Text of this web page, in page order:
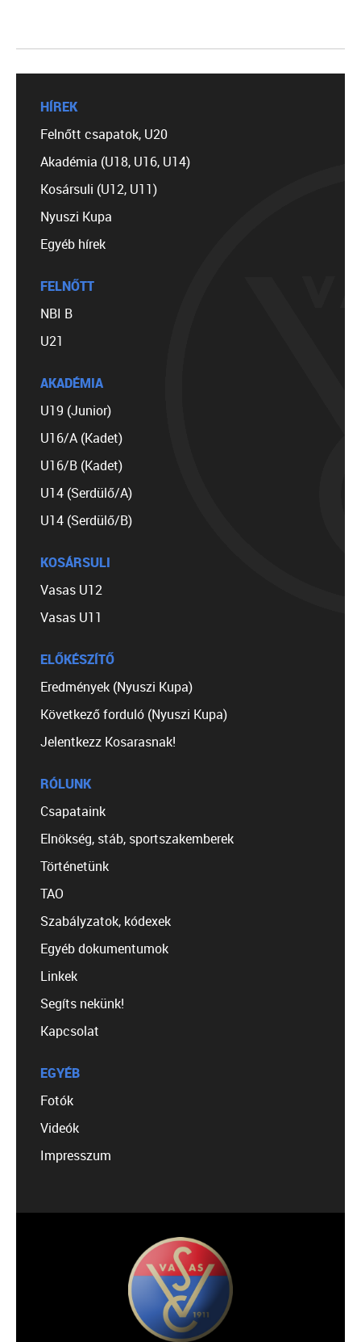
HÍREK
Felnőtt csapatok, U20
Akadémia (U18, U16, U14)
Kosársuli (U12, U11)
Nyuszi Kupa
Egyéb hírek
FELNŐTT
NBI B
U21
AKADÉMIA
U19 (Junior)
U16/A (Kadet)
U16/B (Kadet)
U14 (Serdülő/A)
U14 (Serdülő/B)
KOSÁRSULI
Vasas U12
Vasas U11
ELŐKÉSZÍTŐ
Eredmények (Nyuszi Kupa)
Következő forduló (Nyuszi Kupa)
Jelentkezz Kosarasnak!
RÓLUNK
Csapataink
Elnökség, stáb, sportszakemberek
Történetünk
TAO
Szabályzatok, kódexek
Egyéb dokumentumok
Linkek
Segíts nekünk!
Kapcsolat
EGYÉB
Fotók
Videók
Impresszum